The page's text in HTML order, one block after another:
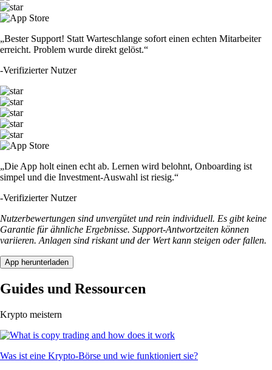
„Bester Support! Statt Warteschlange sofort einen echten Mitarbeiter
erreicht. Problem wurde direkt gelöst.“
-Verifizierter Nutzer
„Die App holt einen echt ab. Lernen wird belohnt, Onboarding ist
simpel und die Investment-Auswahl ist riesig.“
-Verifizierter Nutzer
Nutzerbewertungen sind unvergütet und rein individuell. Es gibt keine
Garantie für ähnliche Ergebnisse. Support-Antwortzeiten können
variieren. Anlagen sind riskant und der Wert kann steigen oder fallen.
App herunterladen
Guides und Ressourcen
Krypto meistern
Was ist eine Krypto-Börse und wie funktioniert sie?